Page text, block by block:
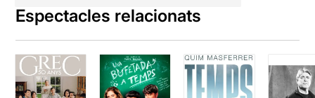
Espectacles relacionats